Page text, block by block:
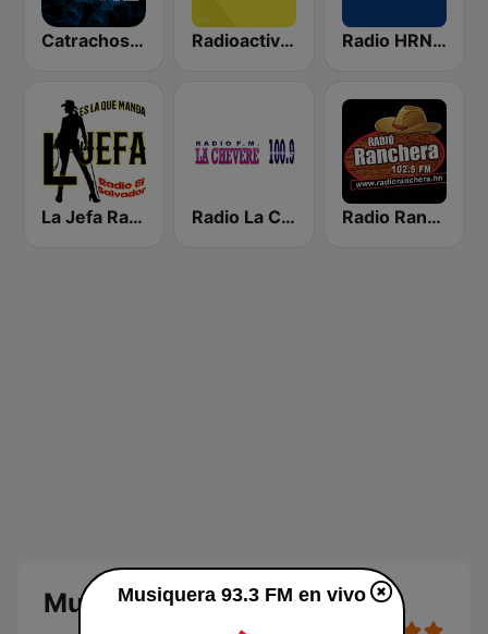
Catrachos FM Radioactiva 99.7 FM Radio HRN 92.9 FM
La Jefa Radio El Salvador Radio La Chevere 100.9 FM Radio Ranchera Tocoa
Musiquera 93.3 FM
Musiquera 93.3 FM en vivo